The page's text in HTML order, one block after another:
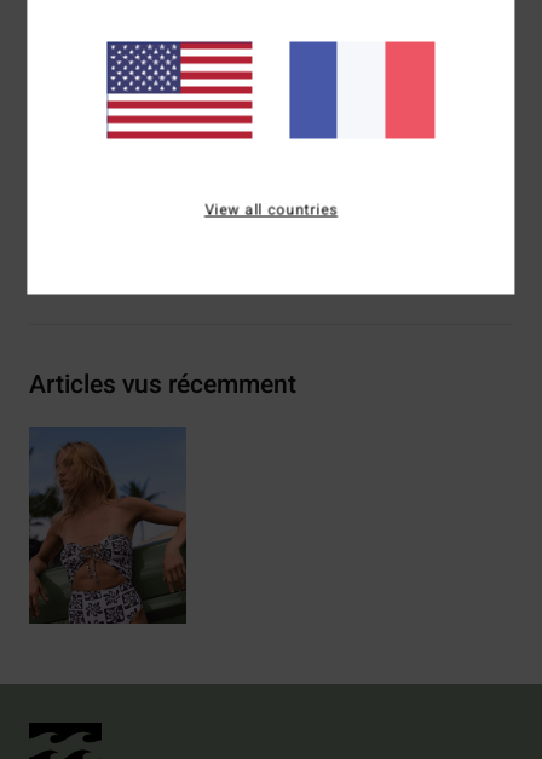
Logo :logo brodé
Composition[Matière principale] 78% Polyester recyclé
Articles vus récemment
View all countries